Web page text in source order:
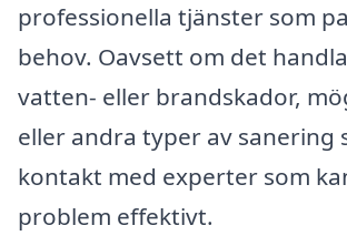
professionella tjänster som
behov. Oavsett om det
vatten- eller brandskador,
eller andra typer av sanering
kontakt med experter som
problem effektivt.